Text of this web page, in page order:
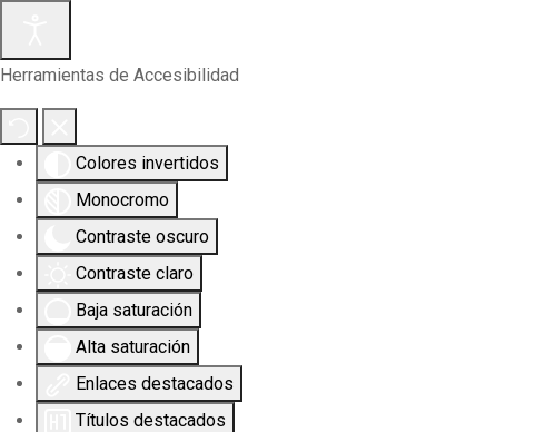
Herramientas de Accesibilidad
Colores invertidos
Monocromo
Contraste oscuro
Contraste claro
Baja saturación
Alta saturación
Enlaces destacados
Títulos destacados